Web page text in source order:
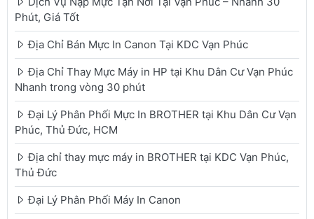
Phút, Giá Tốt
Địa Chỉ Bán Mực In Canon Tại KDC Vạn Phúc
Địa Chỉ Thay Mực Máy in HP tại Khu Dân Cư Vạn Phúc
Nhanh trong vòng 30 phút
Đại Lý Phân Phối Mực In BROTHER tại Khu Dân Cư Vạn
Phúc, Thủ Đức, HCM
Địa chỉ thay mực máy in BROTHER tại KDC Vạn Phúc,
Thủ Đức
Đại Lý Phân Phối Máy In Canon